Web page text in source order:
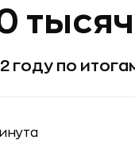
году по